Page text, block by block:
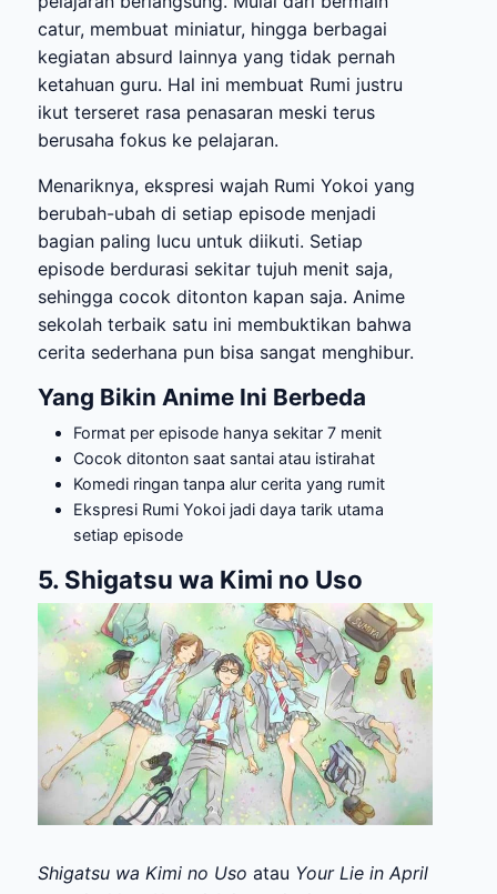
catur, membuat miniatur, hingga berbagai
kegiatan absurd lainnya yang tidak pernah
ketahuan guru. Hal ini membuat Rumi justru
ikut terseret rasa penasaran meski terus
berusaha fokus ke pelajaran.
Menariknya, ekspresi wajah Rumi Yokoi yang
berubah-ubah di setiap episode menjadi
bagian paling lucu untuk diikuti. Setiap
episode berdurasi sekitar tujuh menit saja,
sehingga cocok ditonton kapan saja. Anime
sekolah terbaik satu ini membuktikan bahwa
cerita sederhana pun bisa sangat menghibur.
Yang Bikin Anime Ini Berbeda
Format per episode hanya sekitar 7 menit
Cocok ditonton saat santai atau istirahat
Komedi ringan tanpa alur cerita yang rumit
Ekspresi Rumi Yokoi jadi daya tarik utama
setiap episode
5. Shigatsu wa Kimi no Uso
Shigatsu wa Kimi no Uso atau Your Lie in April